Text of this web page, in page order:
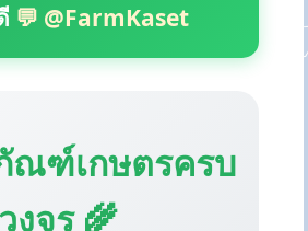
💬 @FarmKaset
ณฑ์เกษตรครบ
วงจร 🌾